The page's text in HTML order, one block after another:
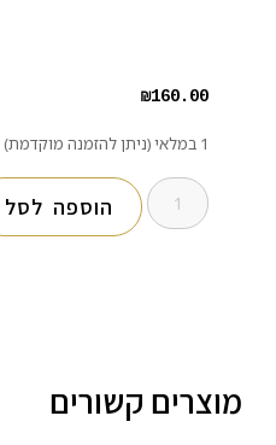
₪160.00
1 במלאי (ניתן להזמנה מוקדמת)
הוספה לסל
מוצרים קשורים